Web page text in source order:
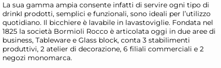
La sua gamma ampia consente infatti di servire ogni tipo di
drinkI prodotti, semplici e funzionali, sono ideali per l’utilizzo
quotidiano. Il bicchiere è lavabile in lavastoviglie. Fondata nel
1825 la società Bormioli Rocco è articolata oggi in due aree di
business, Tableware e Glass block, conta 3 stabilimenti
produttivi, 2 atelier di decorazione, 6 filiali commerciali e 2
negozi monomarca.